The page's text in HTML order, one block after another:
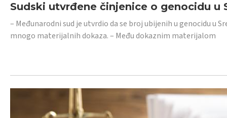
Sudski utvrđene činjenice o genocidu u
– Međunarodni sud je utvrdio da se broj ubijenih u genocidu u
mnogo materijalnih dokaza. – Među dokaznim materijalom